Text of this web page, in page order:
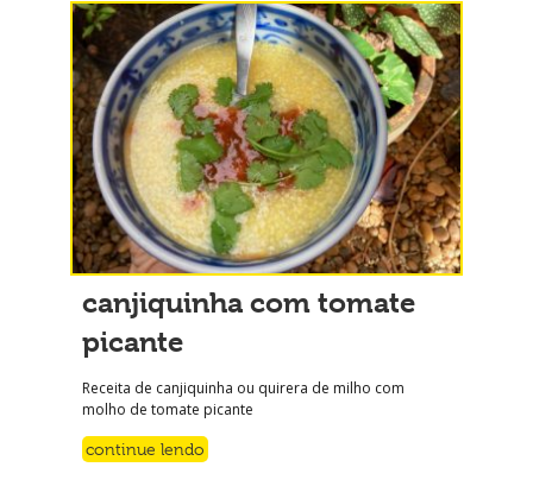
canjiquinha com tomate
picante
Receita de canjiquinha ou quirera de milho com
molho de tomate picante
continue lendo